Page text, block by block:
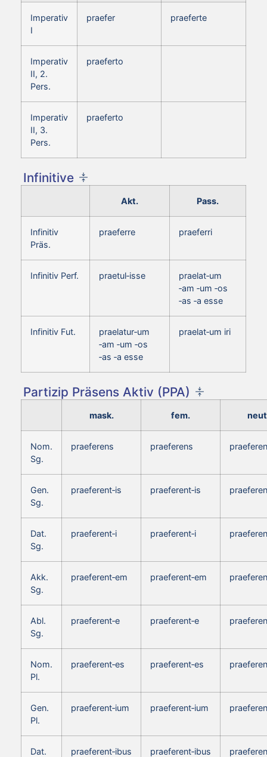
Imperativ
I
praefer praeferte
Imperativ
II, 2.
Pers.
praeferto
Imperativ
II, 3.
Pers.
praeferto
Infinitive
Akt. Pass.
Infinitiv
Präs.
praeferre praeferri
Infinitiv Perf. praetul‑isse
praelat‑um
‑am ‑um ‑os
‑as ‑a esse
Infinitiv Fut.
praelatur‑um
‑am ‑um ‑os
‑as ‑a esse
praelat‑um iri
Partizip Präsens Aktiv (PPA)
mask. fem.
Nom.
Sg.
praeferens praeferens
Gen.
Sg.
praeferent‑is praeferent‑is
Dat.
Sg.
praeferent‑i praeferent‑i
Akk.
Sg.
praeferent‑em praeferent‑em
Abl.
Sg.
praeferent‑e praeferent‑e
Nom.
Pl.
praeferent‑es praeferent‑es
Gen.
Pl.
praeferent‑ium praeferent‑ium
Dat.
praeferent‑ibus praeferent‑ibus